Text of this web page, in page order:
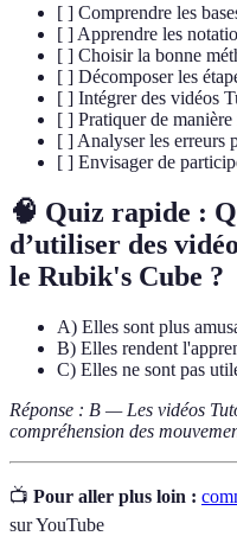
[ ] Comprendre les
[ ] Apprendre les
[ ] Choisir la bonne
[ ] Décomposer les
[ ] Intégrer des vidéos
[ ] Pratiquer de manière
[ ] Analyser les erreurs
[ ] Envisager de
🧠 Quiz rapide :
d’utiliser des
le Rubik's Cube ?
A) Elles sont plus
B) Elles rendent
C) Elles ne sont pas
Réponse : B — Les vidéos
compréhension des
📺 Pour aller plus loin :
sur YouTube